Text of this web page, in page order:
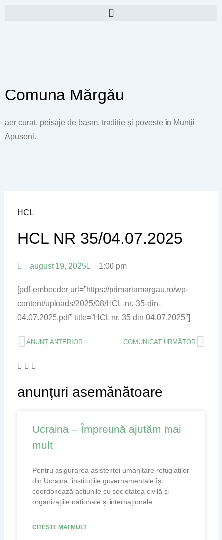
Comuna Mărgău
aer curat, peisaje de basm, tradiție și poveste în Munții
Apuseni.
HCL
HCL NR 35/04.07.2025
august 19, 2025 1:00 pm
[pdf-embedder url=”https://primariamargau.ro/wp-
content/uploads/2025/08/HCL-nr.-35-din-
04.07.2025.pdf” title=”HCL nr. 35 din 04.07.2025″]
Prev
ANUNȚ ANTERIOR COMUNICAT URMĂTOR
anunțuri asemănătoare
Ucraina – Împreună ajutăm mai
mult
Pentru asigurarea asistenței umanitare refugiaților
din Ucraina, instituțiile guvernamentale își
coordonează acțiunile cu societatea civilă și
organizațiile naționale și internaționale.
CITEȘTE MAI MULT